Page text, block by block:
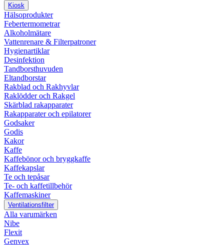
Kiosk
Hälsoprodukter
Febertermometrar
Alkoholmätare
Vattenrenare & Filterpatroner
Hygienartiklar
Desinfektion
Tandborsthuvuden
Eltandborstar
Rakblad och Rakhyvlar
Raklödder och Rakgel
Skärblad rakapparater
Rakapparater och epilatorer
Godsaker
Godis
Kakor
Kaffe
Kaffebönor och bryggkaffe
Kaffekapslar
Te och tepåsar
Te- och kaffetillbehör
Kaffemaskiner
Ventilationsfilter
Alla varumärken
Nibe
Flexit
Genvex